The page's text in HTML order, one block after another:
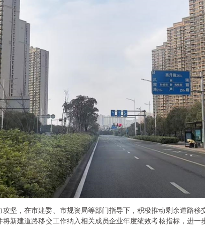
坚，在市建委、市规资局等部门指导下，积极推动剩余道路
新建道路移交工作纳入相关成员企业年度绩效考核指标，进